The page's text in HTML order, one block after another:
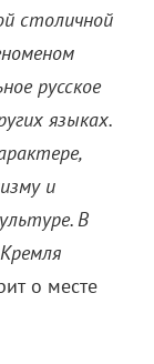
столичной
русское
языках.
и
В
о месте